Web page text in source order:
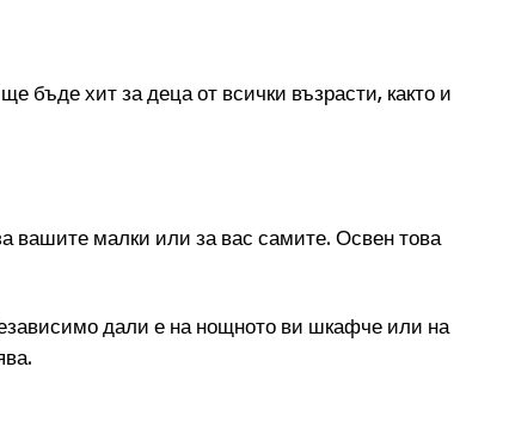
бъде хит за деца от всички възрасти, както и
вашите малки или за вас самите. Освен това
дали е на нощното ви шкафче или на